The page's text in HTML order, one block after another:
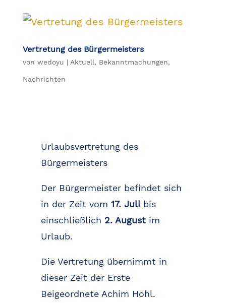
Vertretung des Bürgermeisters
von wedoyu | Aktuell, Bekanntmachungen,
Nachrichten
Urlaubsvertretung des
Bürgermeisters
Der Bürgermeister befindet sich
in der Zeit vom 17. Julibis
einschließlich 2. Augustim
Urlaub.
Die Vertretung übernimmt in
dieser Zeit der Erste
Beigeordnete Achim Hohl.